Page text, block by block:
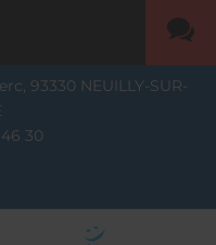
93330 NEUILLY-SUR-
30